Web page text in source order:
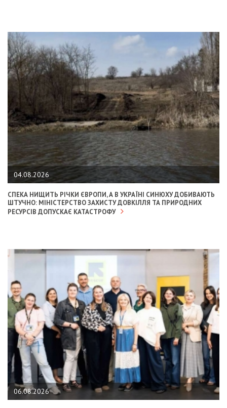
04.08.2026
СПЕКА НИЩИТЬ РІЧКИ ЄВРОПИ, А В УКРАЇНІ СИНЮХУ ДОБИВАЮТЬ
ШТУЧНО: МІНІСТЕРСТВО ЗАХИСТУ ДОВКІЛЛЯ ТА ПРИРОДНИХ
РЕСУРСІВ ДОПУСКАЄ КАТАСТРОФУ
06.08.2026